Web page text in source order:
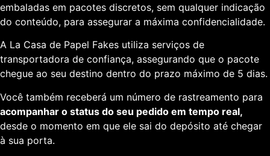
embaladas em pacotes discretos, sem qualquer indicação
do conteúdo, para assegurar a máxima confidencialidade.
A La Casa de Papel Fakes utiliza serviços de
transportadora de confiança, assegurando que o pacote
chegue ao seu destino dentro do prazo máximo de 5 dias.
Você também receberá um número de rastreamento para
acompanhar o status do seu pedido em tempo real,
desde o momento em que ele sai do depósito até chegar
à sua porta.